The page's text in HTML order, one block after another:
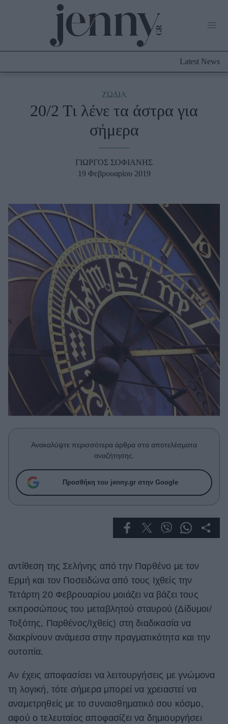
Culture
Fashion
Skincare
Μαλλιά - Νύχια
Μακιγιάζ
Beauty News
Well being
Υγεία + Διατροφή
Σχέσεις & Σεξ
Woman Power
Parenting
Working Girl
Real Women
Πρόσωπα
Συνεντεύξεις
Who
True Stories
Living
Deco
Cooking
Green
ΒΟΞ
Latest News
ΖΩΔΙΑ
20/2 Τι λένε τα άστρα για
σήμερα
ΓΙΩΡΓΟΣ ΣΟΦΙΑΝΗΣ
19 Φεβρουαρίου 2019
Ανακαλύψτε περισσότερα άρθρα στα αποτελέσματα
αναζήτησης.
Προσθήκη του jenny.gr στην Google
αντίθεση της Σελήνης από την Παρθένο με τον
Ερμή και τον Ποσειδώνα από τους Ιχθείς την
Τετάρτη 20 Φεβρουαρίου μοιάζει να βάζει τους
εκπροσώπους του μεταβλητού σταυρού (Δίδυμοι/
Τοξότης, Παρθένος/Ιχθείς) στη διαδικασία να
διακρίνουν ανάμεσα στην πραγματικότητα και την
ουτοπία.
Αν έχεις αποφασίσει να λειτουργήσεις με γνώμονα
τη λογική, τότε σήμερα μπορεί να χρειαστεί να
αναμετρηθείς με το συναισθηματικό σου κόσμο,
αφού ο τελευταίος αποφασίζει να δημιουργήσει